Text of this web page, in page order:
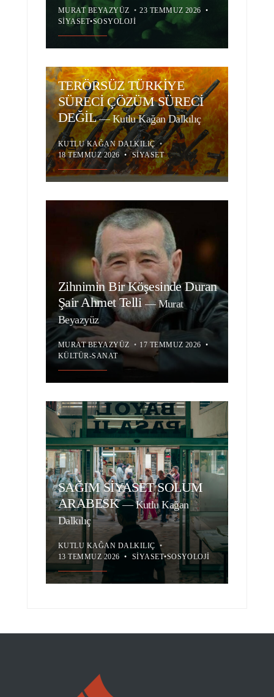
MURAT BEYAZYÜZ • 23 TEMMUZ 2026 •
SIYASET•SOSYOLOJI
TERÖRSÜZ TÜRKİYE
SÜRECİ ÇÖZÜM SÜRECİ
DEĞİL—Kutlu Kağan Dalkılıç
KUTLU KAĞAN DALKILIÇ •
18 TEMMUZ 2026 • SIYASET
Zihnimin Bir Köşesinde Duran
Şair Ahmet Telli—Murat
Beyazyüz
MURAT BEYAZYÜZ • 17 TEMMUZ 2026 •
KÜLTÜR-SANAT
SAĞIM SİYASET SOLUM
ARABESK—Kutlu Kağan
Dalkılıç
KUTLU KAĞAN DALKILIÇ •
13 TEMMUZ 2026 • SIYASET•SOSYOLOJI